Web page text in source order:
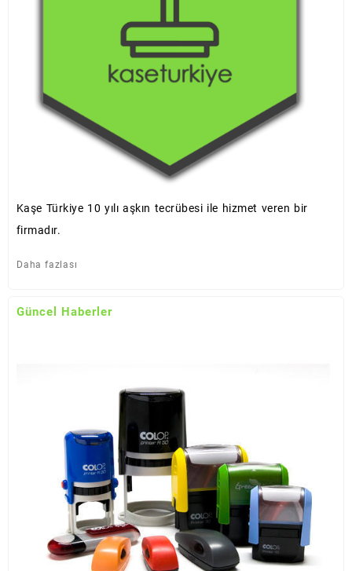
Kaşe Türkiye 10 yılı aşkın tecrübesi ile hizmet veren bir
firmadır.
Daha fazlası
Güncel Haberler